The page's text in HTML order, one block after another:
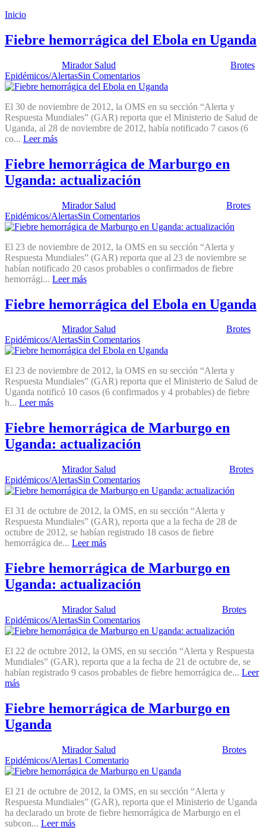
Inicio
Fiebre hemorrágica del Ebola en Uganda
Mirador Salud
Brotes
Epidémicos/AlertasSin Comentarios
El 30 de noviembre de 2012, la OMS en su sección “Alerta y
Respuesta Mundiales” (GAR) reporta que el Ministerio de Salud de
Uganda, al 28 de noviembre de 2012, había notificado 7 casos (6
co... Leer más
Fiebre hemorrágica de Marburgo en
Uganda: actualización
Mirador Salud
Brotes
Epidémicos/AlertasSin Comentarios
El 23 de noviembre de 2012, la OMS en su sección “Alerta y
Respuesta Mundiales” (GAR) reporta que al 23 de noviembre se
habían notificado 20 casos probables o confirmados de fiebre
hemorrági... Leer más
Fiebre hemorrágica del Ebola en Uganda
Mirador Salud
Brotes
Epidémicos/AlertasSin Comentarios
El 23 de noviembre de 2012, la OMS en su sección “Alerta y
Respuesta Mundiales” (GAR) reporta que el Ministerio de Salud de
Uganda notificó 10 casos (6 confirmados y 4 probables) de fiebre
h... Leer más
Fiebre hemorrágica de Marburgo en
Uganda: actualización
Mirador Salud
Brotes
Epidémicos/AlertasSin Comentarios
El 31 de octubre de 2012, la OMS, en su sección “Alerta y
Respuesta Mundiales” (GAR), reporta que a la fecha de 28 de
octubre de 2012, se habían registrado 18 casos de fiebre
hemorrágica de... Leer más
Fiebre hemorrágica de Marburgo en
Uganda: actualización
Mirador Salud
Brotes
Epidémicos/AlertasSin Comentarios
El 22 de octubre 2012, la OMS, en su sección “Alerta y Respuesta
Mundiales” (GAR), reporta que a la fecha de 21 de octubre de, se
habían registrado 9 casos probables de fiebre hemorrágica de... Leer
más
Fiebre hemorrágica de Marburgo en
Uganda
Mirador Salud
Brotes
Epidémicos/Alertas1 Comentario
El 21 de octubre de 2012, la OMS, en su sección “Alerta y
Respuesta Mundiales” (GAR), reporta que el Ministerio de Uganda
ha declarado un brote de fiebre hemorrágica de Marburgo en el
subcon... Leer más